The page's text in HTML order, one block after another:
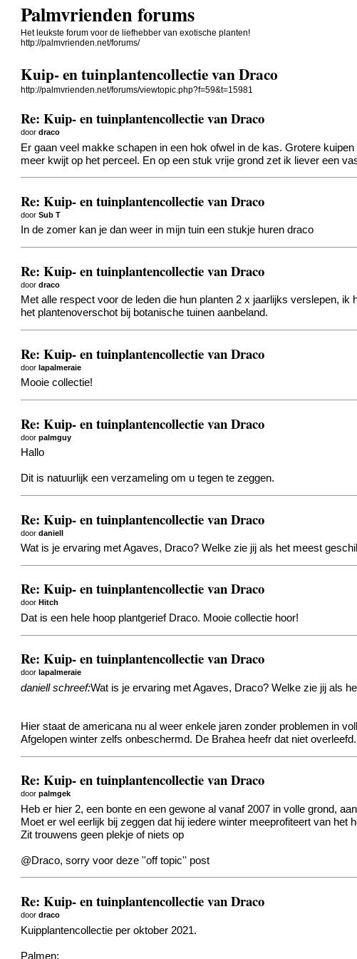
Palmvrienden forums
Het leukste forum voor de liefhebber van exotische planten!
http://palmvrienden.net/forums/
Kuip- en tuinplantencollectie van Draco
http://palmvrienden.net/forums/viewtopic.php?f=59&t=15981
Re: Kuip- en tuinplantencollectie van Draco
doordraco
Er gaan veel makke schapen in een hok ofwel in de kas. Grotere
meer kwijt op het perceel. En op een stuk vrije grond zet ik liever een
Re: Kuip- en tuinplantencollectie van Draco
doorSub T
In de zomer kan je dan weer in mijn tuin een stukje huren draco
Re: Kuip- en tuinplantencollectie van Draco
doordraco
Met alle respect voor de leden die hun planten 2 x jaarlijks verslepen,
het plantenoverschot bij botanische tuinen aanbeland.
Re: Kuip- en tuinplantencollectie van Draco
doorlapalmeraie
Mooie collectie!
Re: Kuip- en tuinplantencollectie van Draco
doorpalmguy
Hallo
Dit is natuurlijk een verzameling om u tegen te zeggen.
Re: Kuip- en tuinplantencollectie van Draco
doordaniell
Wat is je ervaring met Agaves, Draco? Welke zie jij als het meest
Re: Kuip- en tuinplantencollectie van Draco
door Hitch
Dat is een hele hoop plantgerief Draco. Mooie collectie hoor!
Re: Kuip- en tuinplantencollectie van Draco
door lapalmeraie
daniell schreef:Wat is je ervaring met Agaves, Draco? Welke zie jij als
Hier staat de americana nu al weer enkele jaren zonder problemen in
Afgelopen winter zelfs onbeschermd. De Brahea heefr dat niet
Re: Kuip- en tuinplantencollectie van Draco
doorpalmgek
Heb er hier 2, een bonte en een gewone al vanaf 2007 in volle grond,
Moet er wel eerlijk bij zeggen dat hij iedere winter meeprofiteert van
Zit trouwens geen plekje of niets op
@Draco, sorry voor deze ''off topic'' post
Re: Kuip- en tuinplantencollectie van Draco
doordraco
Kuipplantencollectie per oktober 2021.
Palmen: